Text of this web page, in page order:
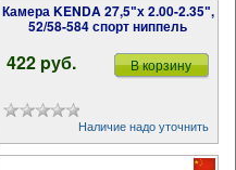
Камера KENDA 27,5ʺх 2.00-2.35ʺ,
52/58-584 спорт ниппель
422 pуб. В корзину
Наличие надо уточнить